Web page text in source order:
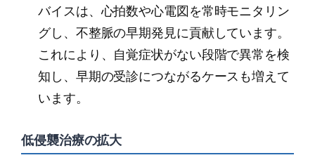
バイスは、心拍数や心電図を常時モニタリン
グし、不整脈の早期発見に貢献しています。
これにより、自覚症状がない段階で異常を検
知し、早期の受診につながるケースも増えて
います。
低侵襲治療の拡大